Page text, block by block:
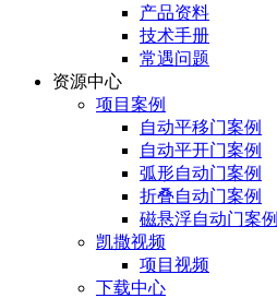
产品资料
技术手册
常遇问题
资源中心
项目案例
自动平移门案例
自动平开门案例
弧形自动门案例
折叠自动门案例
磁悬浮自动门案例
凯撒视频
项目视频
下载中心